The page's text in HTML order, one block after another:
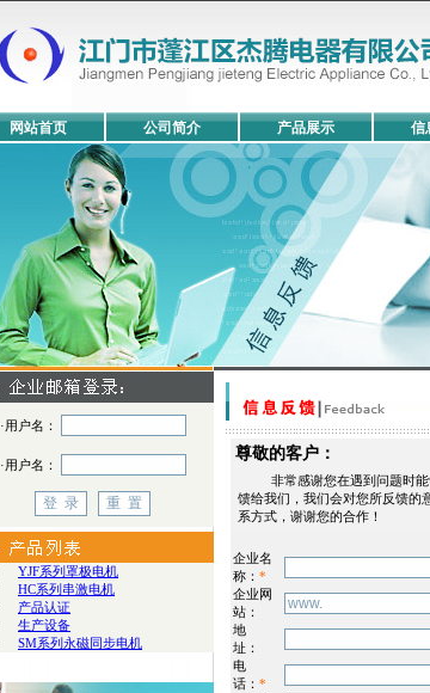
网站首页 公司简介 产品展示 信
·用户名：
·用户名：
YJF系列罩极电机
HC系列串激电机
产品认证
生产设备
SM系列永磁同步电机
尊敬的客户：
非常感谢您在遇到问题时能够
馈给我们，我们会对您所反馈的
系方式，谢谢您的合作！
企业名
称： *
企业网
站：
地
址：
电
话： *